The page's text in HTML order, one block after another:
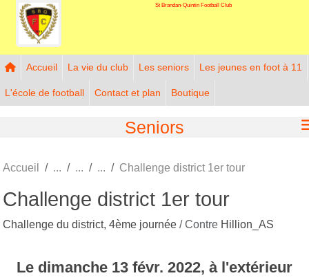
St Brandan-Quintin Football Club
Accueil La vie du club Les seniors Les jeunes en foot à 11
L'école de football Contact et plan Boutique
Seniors
Accueil Challenge district 1er tour
Challenge district 1er tour
Challenge du district, 4ème journée / Contre Hillion_AS
Le dimanche 13 févr. 2022, à l'extérieur
Panneau de gestion des cookies